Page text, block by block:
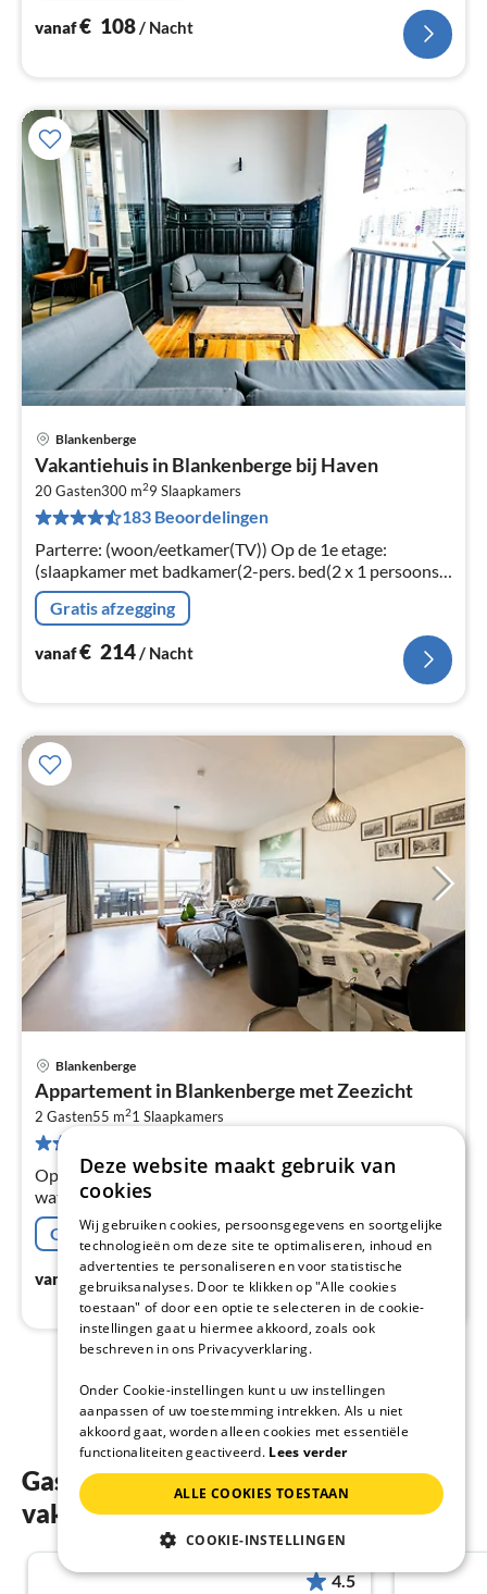
vanaf€ 108 / Nacht
Blankenberge
Vakantiehuis in Blankenberge bij Haven
20 Gasten300 m29 Slaapkamers
183 Beoordelingen
Parterre: (woon/eetkamer(TV)) Op de 1e etage:
(slaapkamer met badkamer(2-pers. bed(2 x 1 persoons
dekbed, 90 x 200 cm), TV), slaapkamer met badkamer(2-
pers. bed(2 persoons dekbed)
Gratis afzegging
vanaf€ 214/ Nacht
Blankenberge
Appartement in Blankenberge met Zeezicht
2 Gasten55 m21 Slaapkamers
Op de 1e etage: (keuken(kookplaat(keramisch),
waterkoker, broodrooster,
koffiezetapparaat(filtermaling), oven, magnetron,
koel-/vriescombinatie, Blender, )
Gratis afzegging
vanaf € 67 / Nacht
1 2
Gastenbeoordelingen van onze
vakantiewoningen in Blankenberge
4.5
Deze website maakt gebruik van
cookies
Wij gebruiken cookies, persoonsgegevens en soortgelijke
technologieën om deze site te optimaliseren, inhoud en
advertenties te personaliseren en voor statistische
gebruiksanalyses. Door te klikken op "Alle cookies
toestaan" of door een optie te selecteren in de cookie-
instellingen gaat u hiermee akkoord, zoals ook
beschreven in ons Privacyverklaring.
Onder Cookie-instellingen kunt u uw instellingen
aanpassen of uw toestemming intrekken. Als u niet
akkoord gaat, worden alleen cookies met essentiële
functionaliteiten geactiveerd. Lees verder
ALLE COOKIES TOESTAAN
COOKIE-INSTELLINGEN